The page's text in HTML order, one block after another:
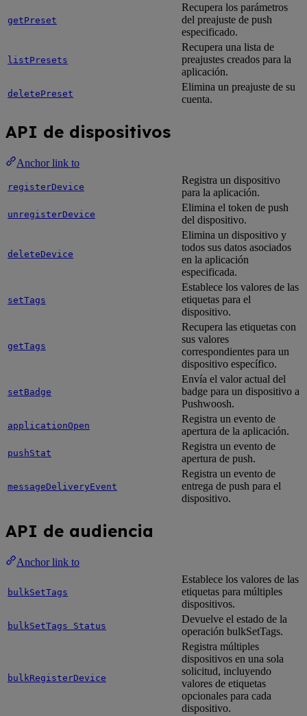
getPreset
Recupera los parámetros
del preajuste de push
especificado.
listPresets
Recupera una lista de
preajustes creados para la
aplicación.
deletePreset
Elimina un preajuste de su
cuenta.
API de dispositivos
Anchor link to
registerDevice
Registra un dispositivo
para la aplicación.
unregisterDevice
Elimina el token de push
del dispositivo.
deleteDevice
Elimina un dispositivo y
todos sus datos asociados
en la aplicación
especificada.
setTags
Establece los valores de las
etiquetas para el
dispositivo.
getTags
Recupera las etiquetas con
sus valores
correspondientes para un
dispositivo específico.
setBadge
Envía el valor actual del
badge para un dispositivo a
Pushwoosh.
applicationOpen
Registra un evento de
apertura de la aplicación.
pushStat
Registra un evento de
apertura de push.
messageDeliveryEvent
Registra un evento de
entrega de push para el
dispositivo.
API de audiencia
Anchor link to
bulkSetTags
Establece los valores de las
etiquetas para múltiples
dispositivos.
bulkSetTags Status
Devuelve el estado de la
operación bulkSetTags.
bulkRegisterDevice
Registra múltiples
dispositivos en una sola
solicitud, incluyendo
valores de etiquetas
opcionales para cada
dispositivo.